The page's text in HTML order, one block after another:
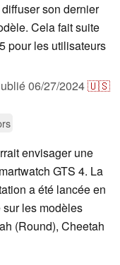
son dernier
Cela fait suite
pour les utilisateurs
06/27/2024🇺🇸
envisager une
GTS 4. La
a été lancée en
les modèles
(Round), Cheetah